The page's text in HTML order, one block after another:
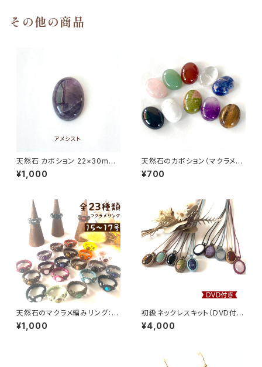
その他の商品
天然石 カボション 22×30mm
マクラメ編みに最適♪（ブラウン
アゲート、ソーダライト、アメシス
¥1,000
天然石のカボション（マクラメ編
みに最適♡）
¥700
天然石のマクラメ編みリング：約
15～17号
¥1,000
初級ネックレスキット（DVD付
き）【マクラメ編み通信講座】
¥4,000